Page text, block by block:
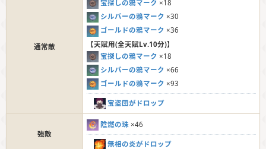
通常敵
宝探しの鴉マーク ×18
シルバーの鴉マーク ×30
ゴールドの鴉マーク ×36
【天賦用(全天賦Lv.10分)】
宝探しの鴉マーク ×18
シルバーの鴉マーク ×66
ゴールドの鴉マーク ×93
宝盗団がドロップ
強敵
陰燃の珠 ×46
無相の炎がドロップ